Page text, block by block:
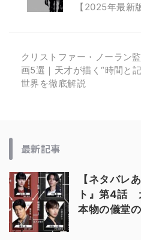
【2025年最新
クリストファー・ノーラン
画5選｜天才が描く“時間と
世界を徹底解説
最新記事
【ネタバレ
ト』第4話
本物の儀堂